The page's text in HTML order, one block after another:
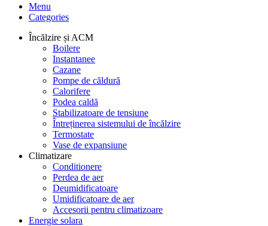
Menu
Categories
Încălzire și ACM
Boilere
Instantanee
Cazane
Pompe de căldură
Calorifere
Podea caldă
Stabilizatoare de tensiune
Întreținerea sistemului de încălzire
Termostate
Vase de expansiune
Climatizare
Conditionere
Perdea de aer
Deumidificatoare
Umidificatoare de aer
Accesorii pentru climatizoare
Energie solara